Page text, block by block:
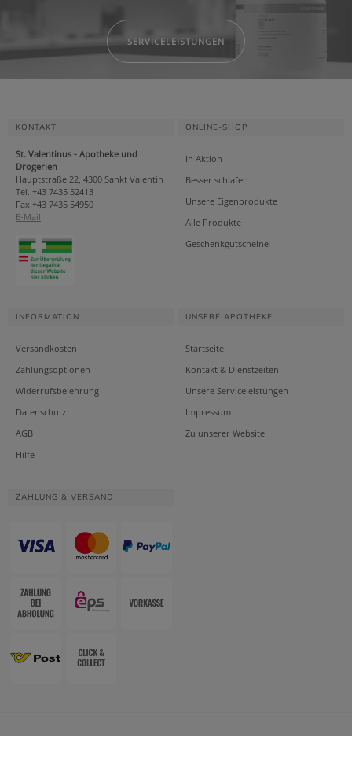
SERVICELEISTUNGEN
KONTAKT
St. Valentinus - Apotheke und
Drogerien
Hauptstraße 22, 4300 Sankt Valentin
Tel. +43 7435 52413
Fax +43 7435 54950
E-Mail
ONLINE-SHOP
In Aktion
Besser schlafen
Unsere Eigenprodukte
Alle Produkte
Geschenkgutscheine
INFORMATION
Versandkosten
Zahlungsoptionen
Widerrufsbelehrung
Datenschutz
AGB
Hilfe
UNSERE APOTHEKE
Startseite
Kontakt & Dienstzeiten
Unsere Serviceleistungen
Impressum
Zu unserer Website
ZAHLUNG & VERSAND